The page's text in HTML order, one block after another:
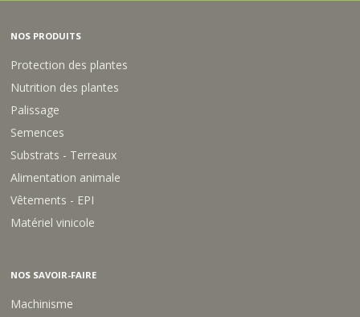
NOS PRODUITS
Protection des plantes
Nutrition des plantes
Palissage
Semences
Substrats - Terreaux
Alimentation animale
Vêtements - EPI
Matériel vinicole
NOS SAVOIR-FAIRE
Machinisme